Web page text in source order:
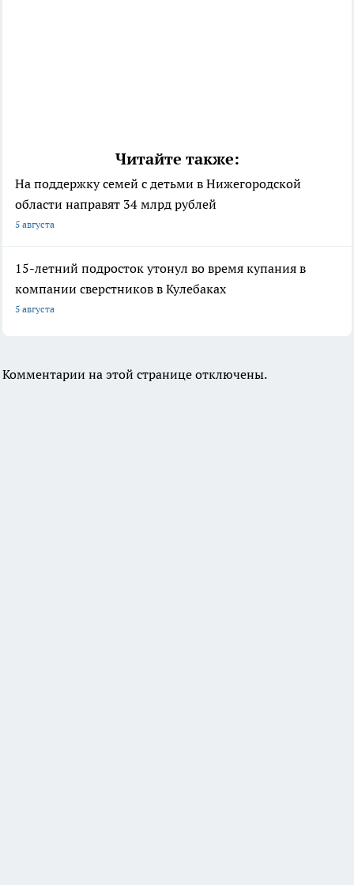
Читайте также:
На поддержку семей с детьми в Нижегородской
области направят 34 млрд рублей
5 августа
15-летний подросток утонул во время купания в
компании сверстников в Кулебаках
5 августа
Комментарии на этой странице отключены.